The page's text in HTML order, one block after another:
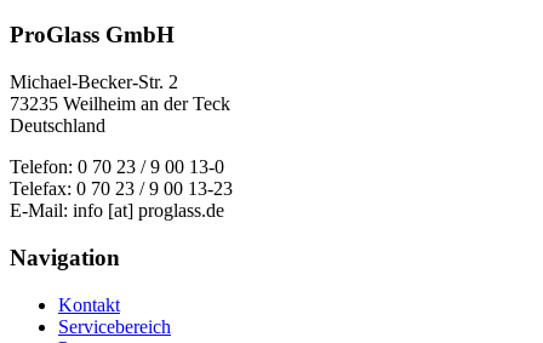
ProGlass GmbH
Michael-Becker-Str. 2
73235 Weilheim an der Teck
Deutschland
Telefon: 0 70 23 / 9 00 13-0
Telefax: 0 70 23 / 9 00 13-23
E-Mail: info [at] proglass.de
Navigation
Kontakt
Servicebereich